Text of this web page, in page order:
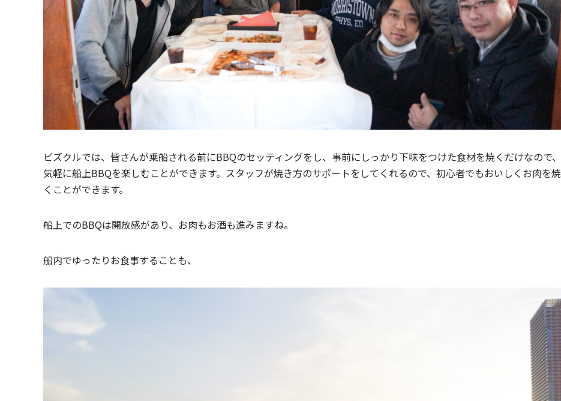
ビズクルでは、皆さんが乗船される前にBBQのセッティングをし、事前にしっかり下味をつけた食材を焼くだけなので、
気軽に船上BBQを楽しむことができます。スタッフが焼き方のサポートをしてくれるので、初心者でもおいしくお肉を焼
くことができます。
船上でのBBQは開放感があり、お肉もお酒も進みますね。
船内でゆったりお食事することも、